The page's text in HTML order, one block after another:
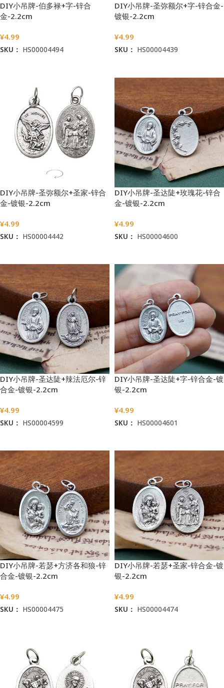
DIY小吊牌-伯多禄+字-锌合
金-2.2cm
¥4.99
SKU： HS00004494
DIY小吊牌-圣弥额尔+字-锌合金-
镀银-2.2cm
¥4.99
SKU： HS00004439
DIY小吊牌-圣弥额尔+圣家-锌合
金-镀银-2.2cm
¥4.99
SKU： HS00004442
DIY小吊牌-圣达陡+玫瑰花-锌合
金-镀银-2.2cm
¥4.99
SKU： HS00004600
DIY小吊牌-圣达陡+辣法厄尔-锌
合金-镀银-2.2cm
¥4.99
SKU： HS00004599
DIY小吊牌-圣达陡+字-锌合金-镀
银-2.2cm
¥4.99
SKU： HS00004601
DIY小吊牌-若瑟+方济各和狼-锌
合金-镀银-2.2cm
¥4.99
SKU： HS00004475
DIY小吊牌-若瑟+圣家-锌合金-镀
银-2.2cm
¥4.99
SKU： HS00004474